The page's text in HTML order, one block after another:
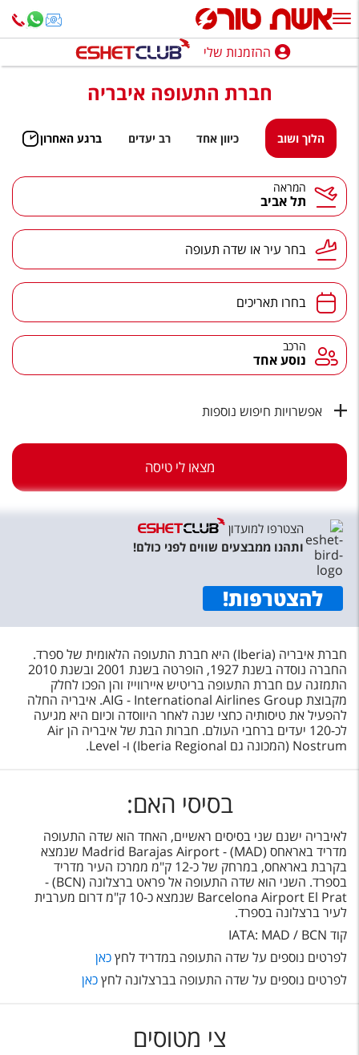
ההזמנות שלי
נופש בארץ
חופשה לפי סגנון
מלונות באילת
טיולים מאורגנים
חבילות נופש
הרגע האחרון
חבילות בריאות וספא
טיסות לחו"ל
מגזין אשת
שירות לקוחות
תקנון
עקבו אחרינו
ההזמנות שלי
חברת התעופה איבריה
הלוך ושוב כיוון אחד רב יעדים ברגע האחרון
המראה
תל אביב
בחר עיר או שדה תעופה
בחרו תאריכים
הרכב
נוסע אחד
אפשרויות חיפוש נוספות
מצאו לי טיסה
הצטרפו למועדון
ותהנו ממבצעים שווים לפני כולם!
להצטרפות!
חברת איבריה (Iberia) היא חברת התעופה הלאומית של ספרד.
החברה נוסדה בשנת 1927, הופרטה בשנת 2001 ובשנת 2010
התמזגה עם חברת התעופה בריטיש איירווייז והן הפכו לחלק
מקבוצת AIG - International Airlines Group. איבריה החלה
להפעיל את טיסותיה כחצי שנה לאחר היווסדה וכיום היא מגיעה
לכ-120 יעדים ברחבי העולם. חברות הבת של איבריה הן Air
Nostrum (המכונה גם Iberia Regional) ו- Level.
בסיסי האם:
לאיבריה ישנם שני בסיסים ראשיים, האחד הוא שדה התעופה
מדריד באראחס (MAD) - Madrid Barajas Airport
שנמצא
בקרבת באראחס, במרחק של כ-12 ק"מ ממרכז העיר מדריד
בספרד. השני הוא שדה התעופה
אל פראט ברצלונה (BCN) -
Barcelona Airport El Prat שנמצא כ-10 ק"מ דרום מערבית
לעיר ברצלונה בספרד.
קוד IATA: MAD / BCN
לפרטים נוספים על שדה התעופה במדריד לחץכאן
לפרטים נוספים על שדה התעופה בברצלונה לחץכאן
צי מטוסים